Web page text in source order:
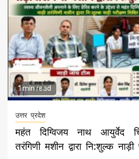
1 min read
उत्तर प्रदेश
महंत दिग्विजय नाथ आयुर्वेद
तरंगिणी मशीन द्वारा नि:शुल्क नाड़ी